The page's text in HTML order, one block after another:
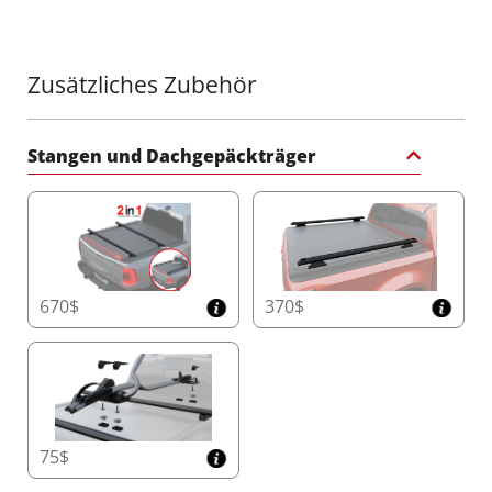
Erweiterte Mobile App-Integration mit
Zukunftssicheren Updates
Übernehmen Sie die volle Kontrolle über Ihr
Genießen Sie Echtzeit-Animationen Ihres
Roll+-Einheiten in Ihrer Flotte, passen Sie LED-
Lichteinstellungen an, überwachen Sie
Betriebszyklen, koppeln Sie neue
Fernbedienungen und greifen Sie auf detaillierte
Schritt-für-Schritt-Anleitungen zu – alles in Ihrer
Hand. Bleiben Sie mit nahtlosen Firmware-
Updates über die KI-Platine stets auf dem
neuesten Stand, damit Ihr Tessera Roll+ immer
die neuesten Funktionen bietet, genau wie Ihr
Smartphone.
Einzigartige Backup-Funktionalität
Das Tessera Roll+ ist die einzige Rollabdeckung
Zusätzliches Zubehör
Stangen und Dachgepäckträger
670$ 370$
75$